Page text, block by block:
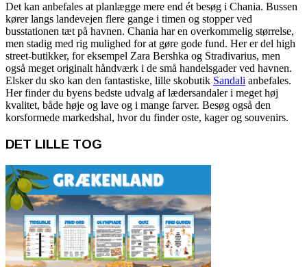
Det kan anbefales at planlægge mere end ét besøg i Chania. Bussen
kører langs landevejen flere gange i timen og stopper ved
busstationen tæt på havnen. Chania har en overkommelig størrelse,
men stadig med rig mulighed for at gøre gode fund. Her er del high
street-butikker, for eksempel Zara Bershka og Stradivarius, men
også meget originalt håndværk i de små handelsgader ved havnen.
Elsker du sko kan den fantastiske, lille skobutik Sandali anbefales.
Her finder du byens bedste udvalg af lædersandaler i meget høj
kvalitet, både høje og lave og i mange farver. Besøg også den
korsformede markedshal, hvor du finder oste, kager og souvenirs.
DET LILLE TOG